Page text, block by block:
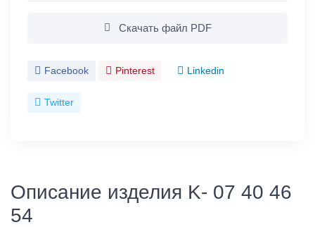
Скачать файл PDF
Facebook Pinterest Linkedin
Twitter
Описание изделия K- 07 40 46
54